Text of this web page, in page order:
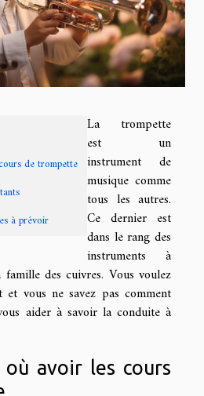
de trompette
à prévoir
La trompette
est un
instrument de
musique comme
tous les autres.
Ce dernier est
dans le rang des
instruments à
des cuivres. Vous voulez
vous ne savez pas comment
aider à savoir la conduite à
avoir les cours